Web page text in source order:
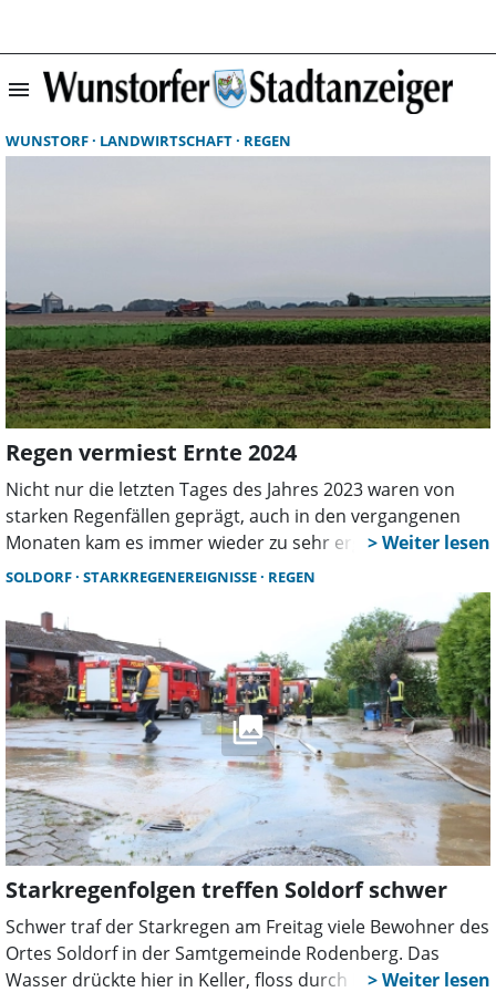
menu
WUNSTORF LANDWIRTSCHAFT REGEN
Regen vermiest Ernte 2024
Nicht nur die letzten Tages des Jahres 2023 waren von
starken Regenfällen geprägt, auch in den vergangenen
Monaten kam es immer wieder zu sehr ergiebigen
Niederschlägen. Das hat Auswirkungen auf die Ernte.
SOLDORF STARKREGENEREIGNISSE REGEN
Starkregenfolgen treffen Soldorf schwer
Schwer traf der Starkregen am Freitag viele Bewohner des
Ortes Soldorf in der Samtgemeinde Rodenberg. Das
Wasser drückte hier in Keller, floss durch Häuser und